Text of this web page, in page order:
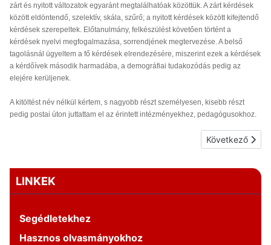
LINKEK
Segédletekhez
Hasznos olvasmányokhoz
zárt és nyitott változatok egyaránt megtalálhatóak közöttük. A zárt kérdések
között eldöntendő, szelektív, skála, szűrő; a nyitott kérdések között kifejtendő
kérdések szerepeltek. Előtanulmány, felkészülést követően történt a
kérdések nyelvi megfogalmazása, sorrendjének megtervezése. A belső
tagolásnál ügyeltem a fő kérdések elrendezésére, miszerint ezek a kérdések
a kérdőívek második harmadába, a demográfiai tudakozódás pedig az
elejére kerüljenek.
A kitöltést név nélkül kértem, s nagyobb részt személyesen, kisebb részt
pedig postai úton juttattam el az érintett intézményekhez, pedagógusokhoz.
Következő
Következő